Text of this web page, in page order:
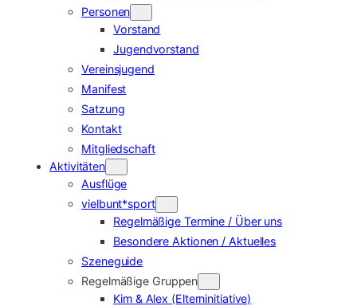
Personen
Vorstand
Jugendvorstand
Vereinsjugend
Manifest
Satzung
Kontakt
Mitgliedschaft
Aktivitäten
Ausflüge
vielbunt*sport
Regelmäßige Termine / Über uns
Besondere Aktionen / Aktuelles
Szeneguide
Regelmäßige Gruppen
Kim & Alex (Elterninitiative)